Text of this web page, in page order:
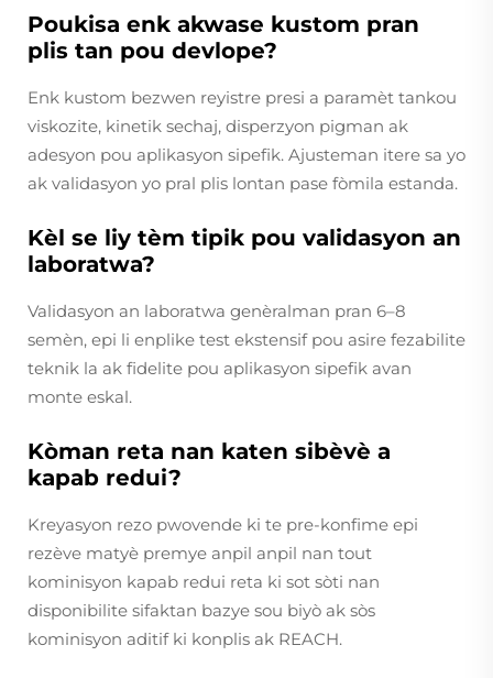
Poukisa enk akwase kustom pran
plis tan pou devlope?
Enk kustom bezwen reyistre presi a paramèt tankou
viskozite, kinetik sechaj, disperzyon pigman ak
adesyon pou aplikasyon sipefik. Ajusteman itere sa yo
ak validasyon yo pral plis lontan pase fòmila estanda.
Kèl se liy tèm tipik pou validasyon an
laboratwa?
Validasyon an laboratwa genèralman pran 6–8
semèn, epi li enplike test ekstensif pou asire fezabilite
teknik la ak fidelite pou aplikasyon sipefik avan
monte eskal.
Kòman reta nan katen sibèvè a
kapab redui?
Kreyasyon rezo pwovende ki te pre-konfime epi
rezève matyè premye anpil anpil nan tout
kominisyon kapab redui reta ki sot sòti nan
disponibilite sifaktan bazye sou biyò ak sòs
kominisyon aditif ki konplis ak REACH.